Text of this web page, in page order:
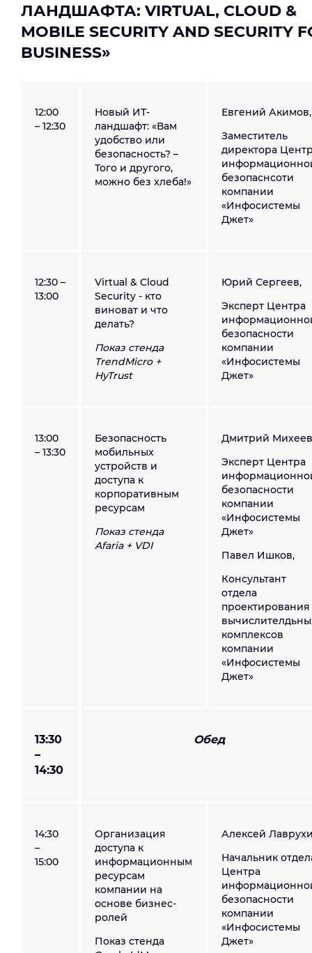
ЛАНДШАФТА: VIRTUAL, CLOUD &
MOBILE SECURITY AND SECURITY
BUSINESS»
12:00
– 12:30
Новый ИТ-
ландшафт: «Вам
удобство или
безопасность? –
Того и другого,
можно без хлеба!»
Евгений Акимов,
Заместитель
директора
безопаснсоти
компании
«Инфосистемы
Джет»
12:30 –
13:00
Virtual & Cloud
Security - кто
виноват и что
делать?
Показ стенда
TrendMicro +
HyTrust
Юрий Сергеев,
Эксперт Центра
безопасности
компании
«Инфосистемы
Джет»
13:00
– 13:30
Безопасность
мобильных
устройств и
доступа к
корпоративным
ресурсам
Показ стенда
Afaria + VDI
Дмитрий
Эксперт Центра
безопасности
компании
«Инфосистемы
Джет»
Павел Ишков,
Консультант
отдела
проектирования
комплексов
компании
«Инфосистемы
Джет»
13:30
–
14:30
Обед
14:30
–
15:00
Организация
доступа к
информационным
ресурсам
компании на
основе бизнес-
ролей
Показ стенда
Алексей
Начальник
Центра
безопасности
компании
«Инфосистемы
Джет»